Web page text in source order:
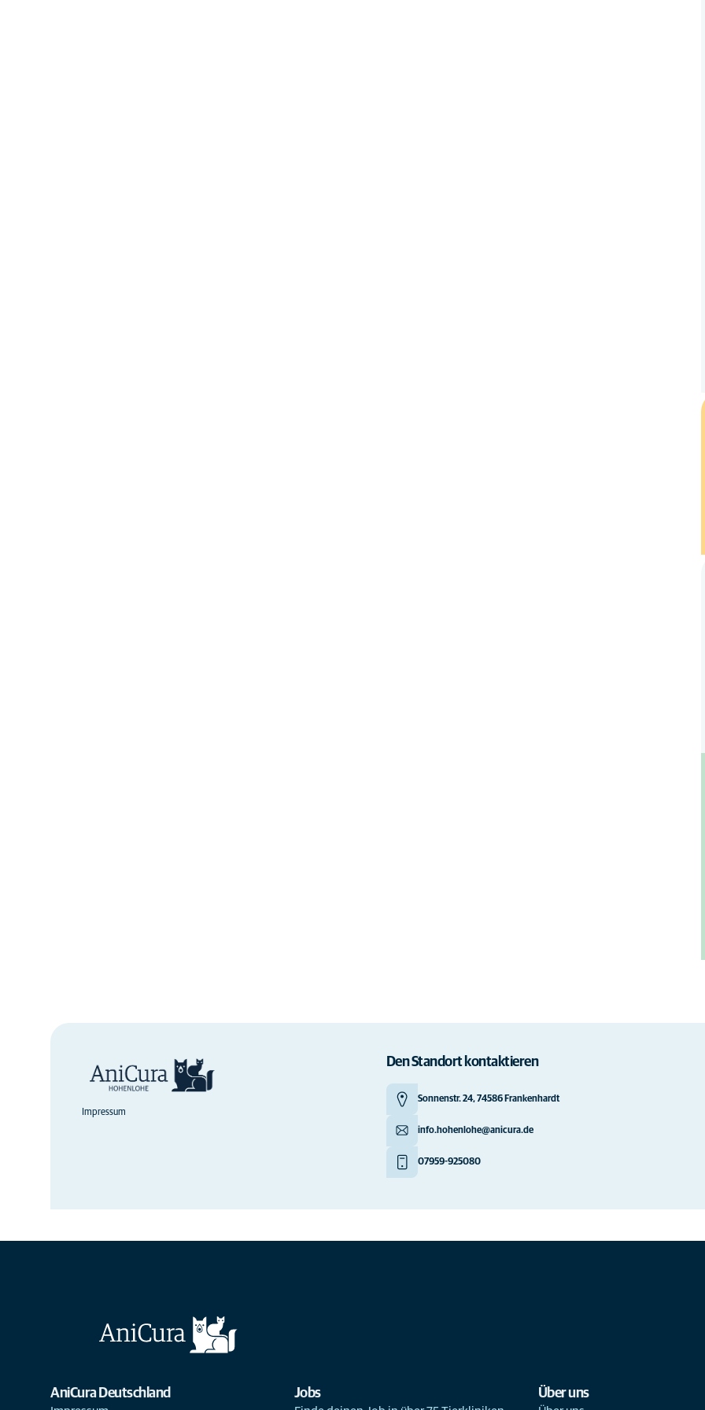
Impressum
Den Standort kontaktieren
Sonnenstr. 24, 74586 Frankenhardt
info.hohenlohe@anicura.de
07959-925080
AniCura Deutschland Jobs Über uns